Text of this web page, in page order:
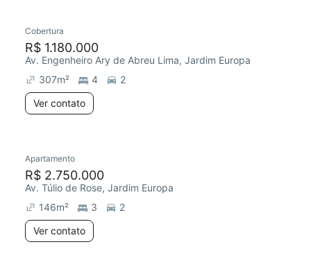
Cobertura
R$ 1.180.000
Av. Engenheiro Ary de Abreu Lima, Jardim Europa
307m² 4
2
Ver contato
Apartamento
R$ 2.750.000
Av. Túlio de Rose, Jardim Europa
146m² 3
2
Ver contato